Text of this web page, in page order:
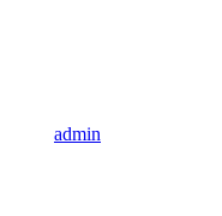
admin